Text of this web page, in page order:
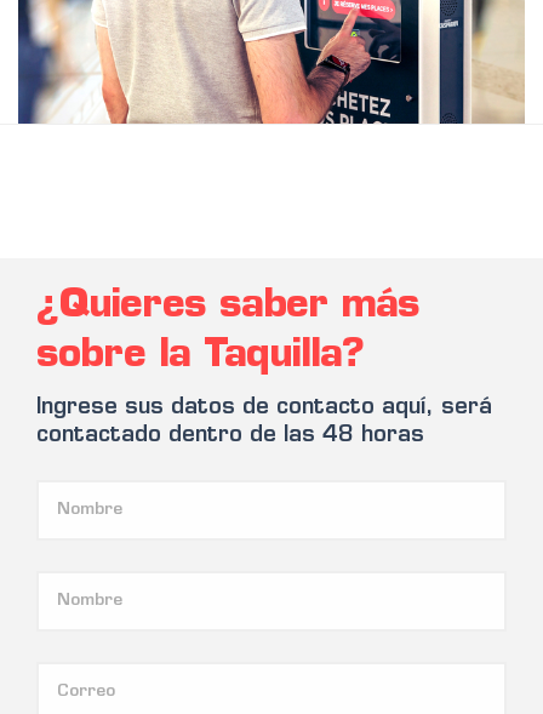
¿Quieres saber más
sobre la Taquilla?
Ingrese sus datos de contacto aquí, será
contactado dentro de las 48 horas